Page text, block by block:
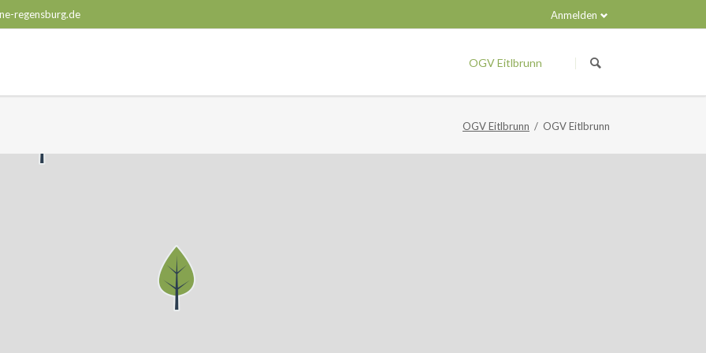
regensburg.de Anmelden
überspringen
OGV Eitlbrunn
OGV Eitlbrunn OGV Eitlbrunn